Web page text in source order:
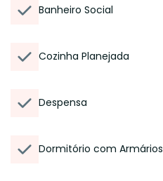
Banheiro Social
Cozinha Planejada
Despensa
Dormitório com Armários